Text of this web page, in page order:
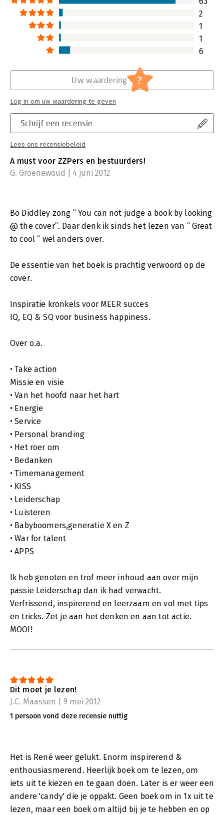
2
1
1
6
Schrijf een recensie
Lees ons recensiebeleid
Uw waardering ?
Log in om uw waardering te geven
A must voor ZZPers en bestuurders!
G. Groenewoud | 4 juni 2012
Bo Diddley zong “ You can not judge a book by looking
@ the cover”. Daar denk ik sinds het lezen van “ Great
to cool “ wel anders over.
De essentie van het boek is prachtig verwoord op de
cover.
Inspiratie kronkels voor MEER succes
IQ, EQ & SQ voor business happiness.
Over o.a.
• Take action
Missie en visie
• Van het hoofd naar het hart
• Energie
• Service
• Personal branding
• Het roer om
• Bedanken
• Timemanagement
• KISS
• Leiderschap
• Luisteren
• Babyboomers,generatie X en Z
• War for talent
• APPS
Ik heb genoten en trof meer inhoud aan over mijn
passie Leiderschap dan ik had verwacht.
Verfrissend, inspirerend en leerzaam en vol met tips
en tricks. Zet je aan het denken en aan tot actie.
MOOI!
Dit moet je lezen!
J.C. Maassen | 9 mei 2012
1 persoon vond deze recensie nuttig
Het is René weer gelukt. Enorm inspirerend &
enthousiasmerend. Heerlijk boek om te lezen, om
iets uit te kiezen en te gaan doen. Later is er weer een
andere 'candy' die je oppakt. Geen boek om in 1x uit te
lezen, maar een boek om altijd bij je te hebben en op